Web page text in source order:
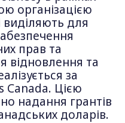
організацією
для
прав та
відновлення та
за
Canada. Цією
надання грантів
доларів.